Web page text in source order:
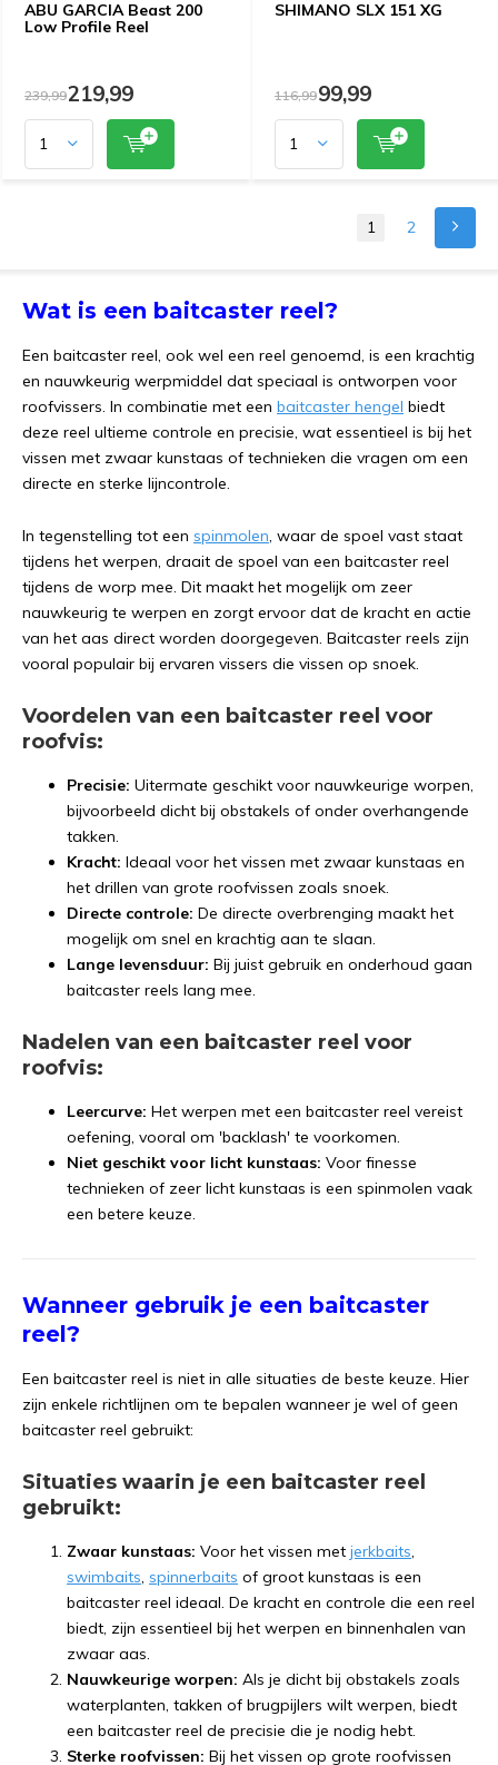
ABU GARCIA Beast 200
Low Profile Reel
239,99219,99
SHIMANO SLX 151 XG
116,9999,99
1 2
Wat is een baitcaster reel?
Een baitcaster reel, ook wel een reel genoemd, is een krachtig
en nauwkeurig werpmiddel dat speciaal is ontworpen voor
roofvissers. In combinatie met een baitcaster hengel biedt
deze reel ultieme controle en precisie, wat essentieel is bij het
vissen met zwaar kunstaas of technieken die vragen om een
directe en sterke lijncontrole.
In tegenstelling tot een spinmolen, waar de spoel vast staat
tijdens het werpen, draait de spoel van een baitcaster reel
tijdens de worp mee. Dit maakt het mogelijk om zeer
nauwkeurig te werpen en zorgt ervoor dat de kracht en actie
van het aas direct worden doorgegeven. Baitcaster reels zijn
vooral populair bij ervaren vissers die vissen op snoek.
Voordelen van een baitcaster reel voor
roofvis:
Precisie: Uitermate geschikt voor nauwkeurige worpen,
bijvoorbeeld dicht bij obstakels of onder overhangende
takken.
Kracht: Ideaal voor het vissen met zwaar kunstaas en
het drillen van grote roofvissen zoals snoek.
Directe controle: De directe overbrenging maakt het
mogelijk om snel en krachtig aan te slaan.
Lange levensduur: Bij juist gebruik en onderhoud gaan
baitcaster reels lang mee.
Nadelen van een baitcaster reel voor
roofvis:
Leercurve: Het werpen met een baitcaster reel vereist
oefening, vooral om 'backlash' te voorkomen.
Niet geschikt voor licht kunstaas: Voor finesse
technieken of zeer licht kunstaas is een spinmolen vaak
een betere keuze.
Wanneer gebruik je een baitcaster
reel?
Een baitcaster reel is niet in alle situaties de beste keuze. Hier
zijn enkele richtlijnen om te bepalen wanneer je wel of geen
baitcaster reel gebruikt:
Situaties waarin je een baitcaster reel
gebruikt:
Zwaar kunstaas: Voor het vissen met jerkbaits,
swimbaits, spinnerbaits of groot kunstaas is een
baitcaster reel ideaal. De kracht en controle die een reel
biedt, zijn essentieel bij het werpen en binnenhalen van
zwaar aas.
Nauwkeurige worpen: Als je dicht bij obstakels zoals
waterplanten, takken of brugpijlers wilt werpen, biedt
een baitcaster reel de precisie die je nodig hebt.
Sterke roofvissen: Bij het vissen op grote roofvissen